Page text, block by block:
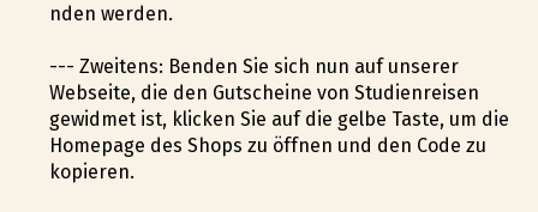
finden werden.
--- Zweitens: Befinden Sie sich nun auf unserer
Webseite, die den Gutscheine von Studienreisen
gewidmet ist, klicken Sie auf die gelbe Taste, um die
Homepage des Shops zu öffnen und den Code zu
kopieren.